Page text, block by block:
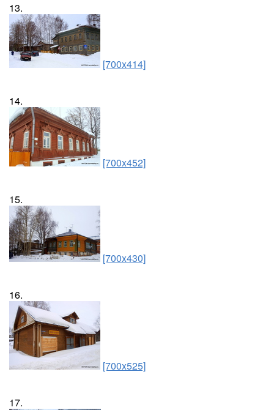
13.
[700x414]
14.
[700x452]
15.
[700x430]
16.
[700x525]
17.